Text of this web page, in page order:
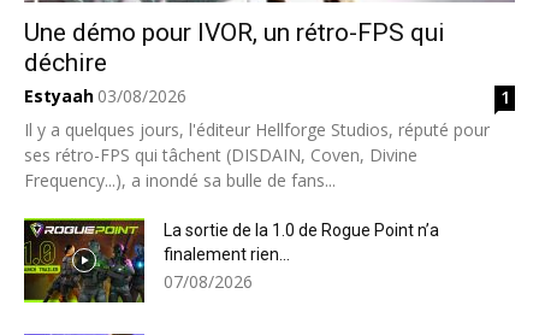
Une démo pour IVOR, un rétro-FPS qui
déchire
Estyaah 03/08/2026
1
Il y a quelques jours, l'éditeur Hellforge Studios, réputé pour
ses rétro-FPS qui tâchent (DISDAIN, Coven, Divine
Frequency...), a inondé sa bulle de fans...
La sortie de la 1.0 de Rogue Point n’a
finalement rien...
07/08/2026